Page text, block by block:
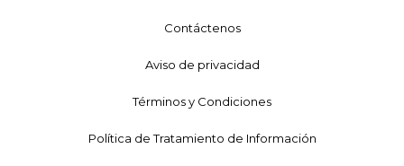
Contáctenos
Aviso de privacidad
Términos y Condiciones
Política de Tratamiento de Información